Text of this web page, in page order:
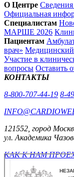
О Центре
Официальная
Специалистам
МАРШЕ 2026
Пациентам
врач» Медицинский
Участие в
вопросы Оставить
КОНТАКТЫ
8-800-707-44-19 8-
121552, город
ул. Академика
КАК К НАМ